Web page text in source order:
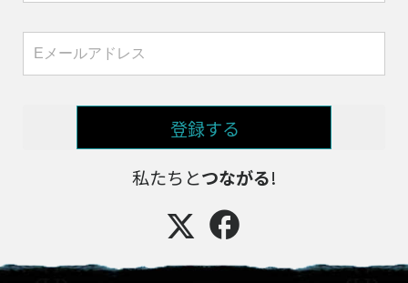
登録する
私たちとつながる!